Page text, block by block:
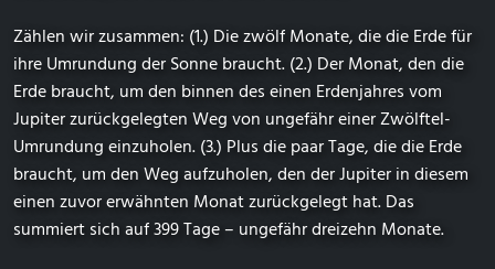
Zählen wir zusammen: (1.) Die zwölf Monate, die die Erde für
ihre Umrundung der Sonne braucht. (2.) Der Monat, den die
Erde braucht, um den binnen des einen Erdenjahres vom
Jupiter zurückgelegten Weg von ungefähr einer Zwölftel-
Umrundung einzuholen. (3.) Plus die paar Tage, die die Erde
braucht, um den Weg aufzuholen, den der Jupiter in diesem
einen zuvor erwähnten Monat zurückgelegt hat. Das
summiert sich auf 399 Tage – ungefähr dreizehn Monate.